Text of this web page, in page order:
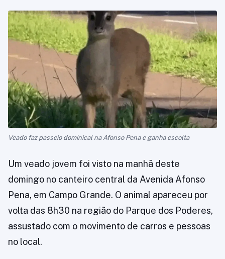
Veado faz passeio dominical na Afonso Pena e ganha escolta
Um veado jovem foi visto na manhã deste
domingo no canteiro central da Avenida Afonso
Pena, em Campo Grande. O animal apareceu por
volta das 8h30 na região do Parque dos Poderes,
assustado com o movimento de carros e pessoas
no local.